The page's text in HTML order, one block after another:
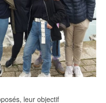
leur objectif